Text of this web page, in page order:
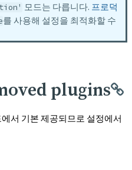
모드는 다릅니다. 프로덕
를 사용해 설정을 최적화할 수
plugins
서 기본 제공되므로 설정에서